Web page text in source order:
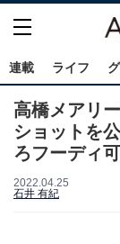
連載 ライフ
高橋メアリ
ショットを
ろフーディ可
2022.04.25
石井 有紀